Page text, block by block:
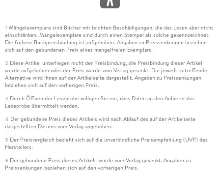
1 Mängelexemplare sind Bücher mit leichten Beschädigungen, die das Lesen aber nicht
einschränken. Mängelexemplare sind durch einen Stempel als solche gekennzeichnet.
Die frühere Buchpreisbindung ist aufgehoben. Angaben zu Preissenkungen beziehen
sich auf den gebundenen Preis eines mangelfreien Exemplars.
2 Diese Artikel unterliegen nicht der Preisbindung, die Preisbindung dieser Artikel
wurde aufgehoben oder der Preis wurde vom Verlag gesenkt. Die jeweils zutreffende
Alternative wird Ihnen auf der Artikelseite dargestellt. Angaben zu Preissenkungen
beziehen sich auf den vorherigen Preis.
3 Durch Öffnen der Leseprobe willigen Sie ein, dass Daten an den Anbieter der
Leseprobe übermittelt werden.
4 Der gebundene Preis dieses Artikels wird nach Ablauf des auf der Artikelseite
dargestellten Datums vom Verlag angehoben.
5 Der Preisvergleich bezieht sich auf die unverbindliche Preisempfehlung (UVP) des
Herstellers.
6 Der gebundene Preis dieses Artikels wurde vom Verlag gesenkt. Angaben zu
Preissenkungen beziehen sich auf den vorherigen Preis.